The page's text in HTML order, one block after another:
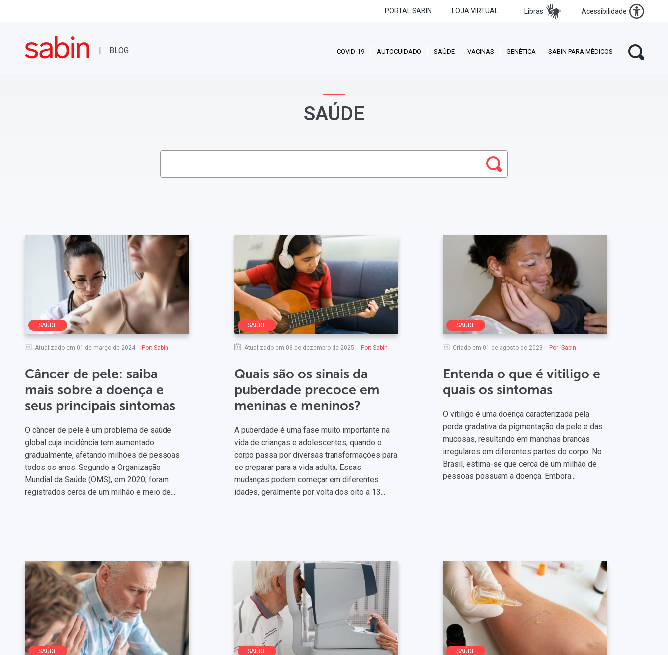
PORTAL SABIN LOJA VIRTUAL Libras Acessibilidade
COVID-19 AUTOCUIDADO SAÚDE VACINAS GENÉTICA SABIN PARA MÉDICOS
SAÚDE
SAÚDE
Atualizado em 01 de março de 2024 Por: Sabin
Câncer de pele: saiba
mais sobre a doença e
seus principais sintomas
O câncer de pele é um problema de saúde
global cuja incidência tem aumentado
gradualmente, afetando milhões de pessoas
todos os anos. Segundo a Organização
Mundial da Saúde (OMS), em 2020, foram
registrados cerca de um milhão e meio de...
SAÚDE
Atualizado em 03 de dezembro de 2025 Por: Sabin
Quais são os sinais da
puberdade precoce em
meninas e meninos?
A puberdade é uma fase muito importante na
vida de crianças e adolescentes, quando o
corpo passa por diversas transformações para
se preparar para a vida adulta. Essas
mudanças podem começar em diferentes
idades, geralmente por volta dos oito a 13...
SAÚDE
Criado em 01 de agosto de 2023 Por: Sabin
Entenda o que é vitiligo e
quais os sintomas
O vitiligo é uma doença caracterizada pela
perda gradativa da pigmentação da pele e das
mucosas, resultando em manchas brancas
irregulares em diferentes partes do corpo. No
Brasil, estima-se que cerca de um milhão de
pessoas possuam a doença. Embora...
SAÚDE SAÚDE SAÚDE